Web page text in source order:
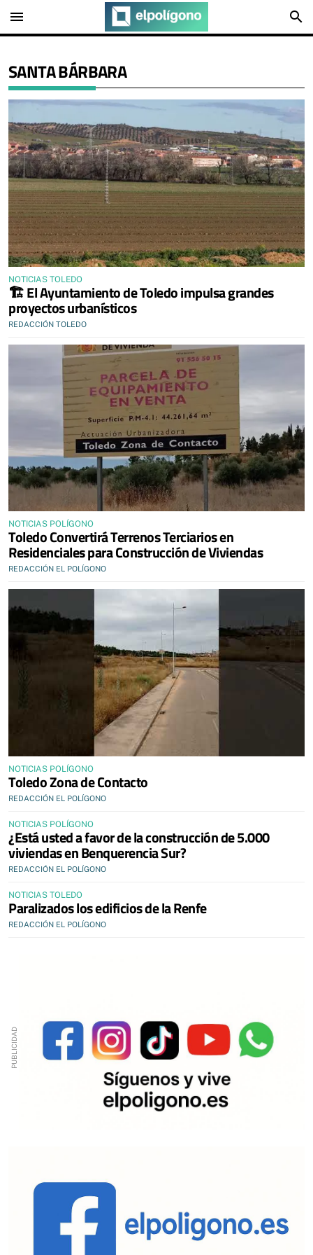
menu search
SANTA BÁRBARA
NOTICIAS TOLEDO
🏗️ El Ayuntamiento de Toledo impulsa grandes
proyectos urbanísticos
REDACCIÓN TOLEDO
NOTICIAS POLÍGONO
Toledo Convertirá Terrenos Terciarios en
Residenciales para Construcción de Viviendas
REDACCIÓN EL POLÍGONO
NOTICIAS POLÍGONO
Toledo Zona de Contacto
REDACCIÓN EL POLÍGONO
NOTICIAS POLÍGONO
¿Está usted a favor de la construcción de 5.000
viviendas en Benquerencia Sur?
REDACCIÓN EL POLÍGONO
NOTICIAS TOLEDO
Paralizados los edificios de la Renfe
REDACCIÓN EL POLÍGONO